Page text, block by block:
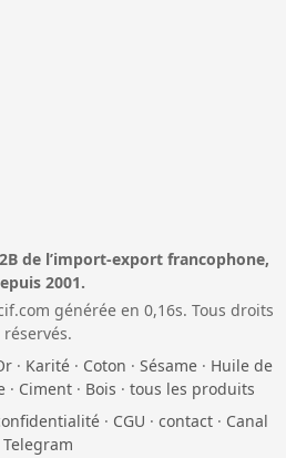
de l’import-export francophone,
2001.
générée en 0,16s. Tous droits
réservés.
· Karité · Coton · Sésame · Huile de
· Ciment· Bois · tous les produits
· CGU · contact · Canal
Telegram